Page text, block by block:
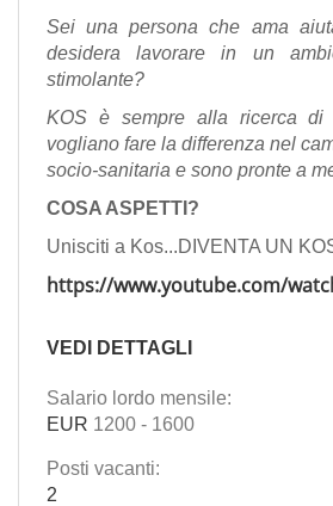
Sei una persona che ama
desidera lavorare in un
stimolante?
KOS è sempre alla ricerca di
vogliano fare la differenza nel
socio-sanitaria e sono pronte a
COSA ASPETTI?
Unisciti a Kos...DIVENTA UN
https://www.youtube.com/
VEDI DETTAGLI
Salario lordo mensile:
EUR 1200 - 1600
Posti vacanti:
2